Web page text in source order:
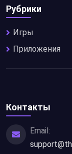
Рубрики
Игры
Приложения
Контакты
Email: